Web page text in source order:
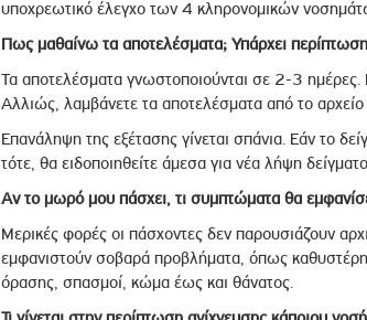
υποχρεωτικό έλεγχο των 4 κληρονομικών
Πως μαθαίνω τα αποτελέσματα; Υπάρχει
Τα αποτελέσματα γνωστοποιούνται σε 2-3
Αλλιώς, λαμβάνετε τα αποτελέσματα από το
Επανάληψη της εξέτασης γίνεται σπάνια. Εάν το
τότε, θα ειδοποιηθείτε άμεσα για νέα λήψη
Αν το μωρό μου πάσχει, τι συμπτώματα θα
Μερικές φορές οι πάσχοντες δεν παρουσιάζουν
εμφανιστούν σοβαρά προβλήματα, όπως
όρασης, σπασμοί, κώμα έως και θάνατος.